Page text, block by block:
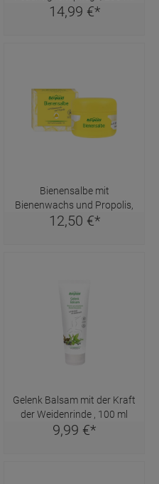
14,99 €*
Bienensalbe mit
Bienenwachs und Propolis,
30ml
12,50 €*
Gelenk Balsam mit der Kraft
der Weidenrinde , 100 ml
9,99 €*